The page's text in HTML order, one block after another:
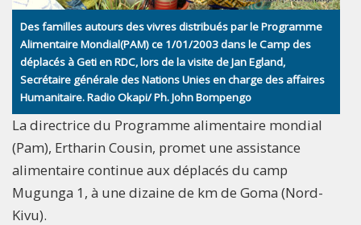
Des familles autours des vivres distribués par le Programme
Alimentaire Mondial(PAM) ce 1/01/2003 dans le Camp des
déplacés à Geti en RDC, lors de la visite de Jan Egland,
Secrétaire générale des Nations Unies en charge des affaires
Humanitaire. Radio Okapi/ Ph. John Bompengo
La directrice du Programme alimentaire mondial
(Pam), Ertharin Cousin, promet une assistance
alimentaire continue aux déplacés du camp
Mugunga 1, à une dizaine de km de Goma (Nord-
Kivu).